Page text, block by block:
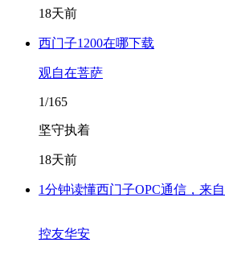
18天前
西门子1200在哪下载
观自在菩萨
1/165
坚守执着
18天前
1分钟读懂西门子OPC通信，来
控友华安